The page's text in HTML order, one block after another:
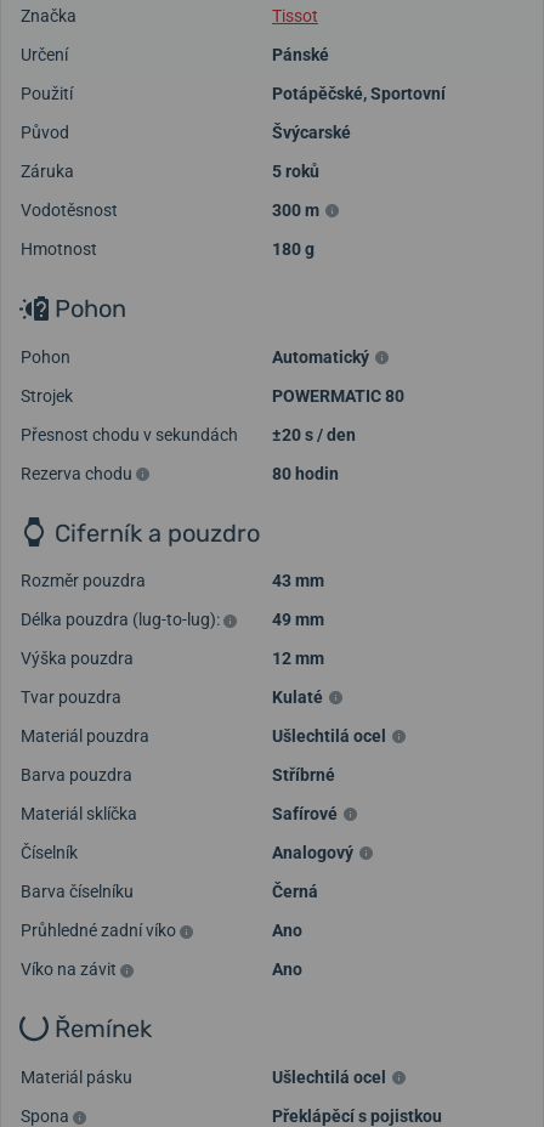
Značka
Tissot
Určení
Pánské
Použití
Potápěčské,Sportovní
Původ
Švýcarské
Záruka
5 roků
Vodotěsnost
300 m
Hmotnost
180 g
Pohon
Pohon
Automatický
Strojek
POWERMATIC 80
Přesnost chodu v sekundách
±20 s / den
Rezerva chodu
80 hodin
Ciferník a pouzdro
Rozměr pouzdra
43 mm
Délka pouzdra (lug-to-lug):
49 mm
Výška pouzdra
12 mm
Tvar pouzdra
Kulaté
Materiál pouzdra
Ušlechtilá ocel
Barva pouzdra
Stříbrné
Materiál sklíčka
Safírové
Číselník
Analogový
Barva číselníku
Černá
Průhledné zadní víko
Ano
Víko na závit
Ano
Řemínek
Materiál pásku
Ušlechtilá ocel
Spona
Překlápěcí s pojistkou